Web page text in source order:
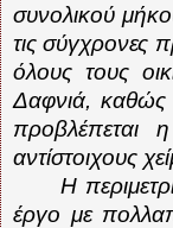
συνολικού
τις σύγχρονες
όλους τους
Δαφνιά, καθώς
προβλέπεται
αντίστοιχους
Η
έργο με